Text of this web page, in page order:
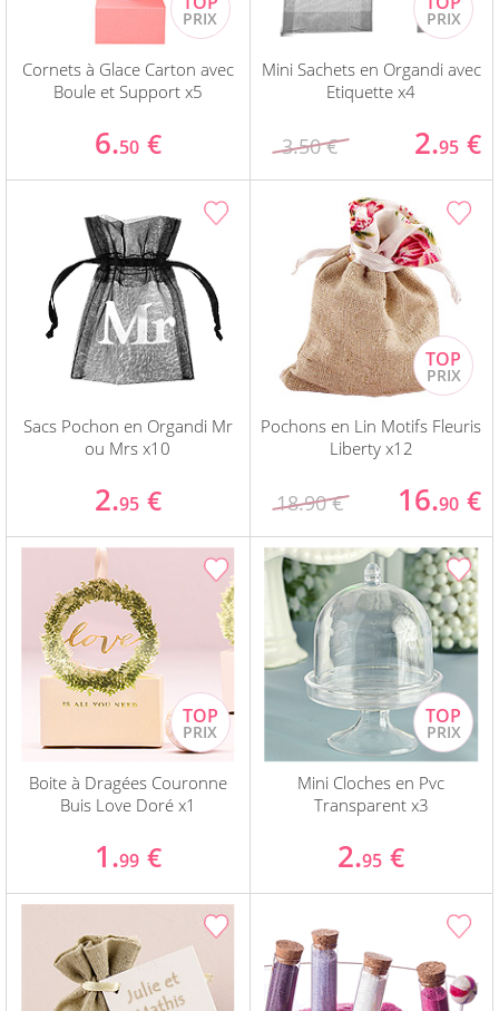
Cornets à Glace Carton avec
Boule et Support x5
6.50 €
Mini Sachets en Organdi avec
Etiquette x4
3.50 € 2.95 €
Sacs Pochon en Organdi Mr
ou Mrs x10
2.95 €
Pochons en Lin Motifs Fleuris
Liberty x12
18.90 € 16.90 €
Boite à Dragées Couronne
Buis Love Doré x1
1.99 €
Mini Cloches en Pvc
Transparent x3
2.95 €